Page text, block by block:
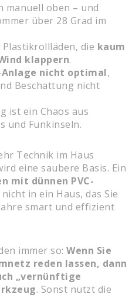
manuell oben – und
über 28 Grad im
die kaum
klappern.
Anlage nicht optimal,
Beschattung nicht
ist ein Chaos aus
und Funkinseln.
Technik im Haus
eine saubere Basis. Ein
mit dünnen PVC-
in ein Haus, das Sie
smart und effizient
immer so: Wenn Sie
reden lassen, dann
„vernünftige
. Sonst nützt die